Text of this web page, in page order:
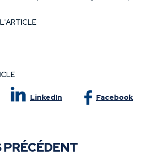
LinkedIn Facebook